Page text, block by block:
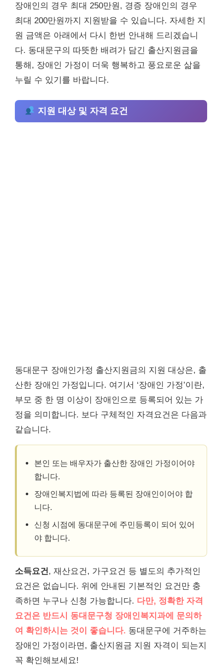
장애인의 경우 최대 250만원, 경증 장애인의 경우
최대 200만원까지 지원받을 수 있습니다. 자세한 지
원 금액은 아래에서 다시 한번 안내해 드리겠습니
다. 동대문구의 따뜻한 배려가 담긴 출산지원금을
통해, 장애인 가정이 더욱 행복하고 풍요로운 삶을
누릴 수 있기를 바랍니다.
지원 대상 및 자격 요건
동대문구 장애인가정 출산지원금의 지원 대상은, 출
산한 장애인 가정입니다. 여기서 ‘장애인 가정’이란,
부모 중 한 명 이상이 장애인으로 등록되어 있는 가
정을 의미합니다. 보다 구체적인 자격요건은 다음과
같습니다.
본인 또는 배우자가 출산한 장애인 가정이어야
합니다.
장애인복지법에 따라 등록된 장애인이어야 합
니다.
신청 시점에 동대문구에 주민등록이 되어 있어
야 합니다.
소득요건, 재산요건, 가구요건 등 별도의 추가적인
요건은 없습니다. 위에 안내된 기본적인 요건만 충
족하면 누구나 신청 가능합니다. 다만, 정확한 자격
요건은 반드시 동대문구청 장애인복지과에 문의하
여 확인하시는 것이 좋습니다. 동대문구에 거주하는
장애인 가정이라면, 출산지원금 지원 자격이 되는지
꼭 확인해보세요!